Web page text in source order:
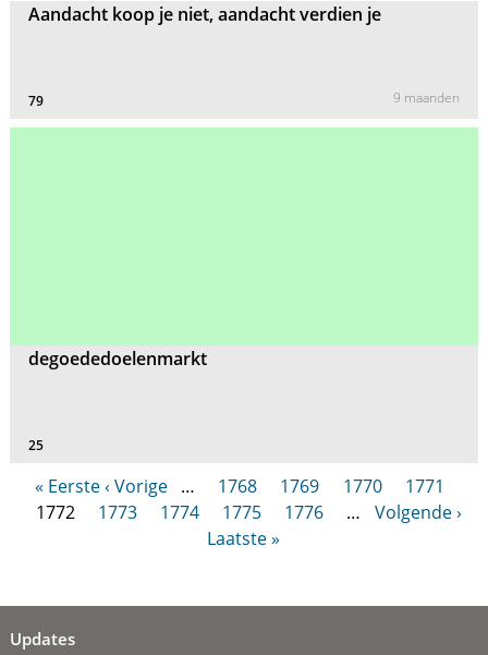
Aandacht koop je niet, aandacht verdien je
79 9 maanden
degoededoelenmarkt
25
« Eerste ‹ Vorige … 1768 1769 1770
1771
1772
1773 1774 1775 1776 …
Volgende ›
Laatste »
Updates